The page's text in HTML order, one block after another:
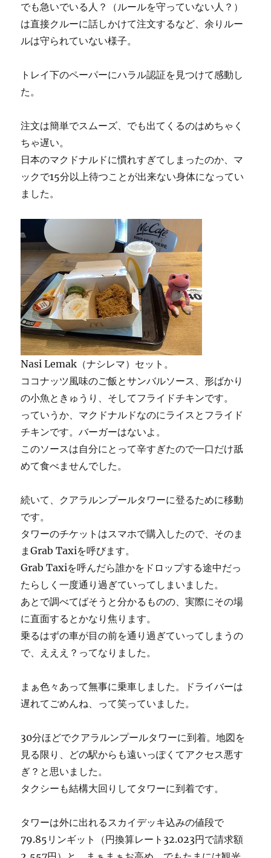
でも急いでいる人？（ルールを守っていない人？）
は直接クルーに話しかけて注文するなど、余りルー
ルは守られていない様子。
トレイ下のペーパーにハラル認証を見つけて感動し
た。
注文は簡単でスムーズ、でも出てくるのはめちゃく
ちゃ遅い。
日本のマクドナルドに慣れすぎてしまったのか、マ
ックで15分以上待つことが出来ない身体になってい
ました。
Nasi Lemak（ナシレマ）セット。
ココナッツ風味のご飯とサンバルソース、形ばかり
の小魚ときゅうり、そしてフライドチキンです。
っていうか、マクドナルドなのにライスとフライド
チキンです。バーガーはないよ。
このソースは自分にとって辛すぎたので一口だけ舐
めて食べませんでした。
続いて、クアラルンプールタワーに登るために移動
です。
タワーのチケットはスマホで購入したので、そのま
まGrab Taxiを呼びます。
Grab Taxiを呼んだら誰かをドロップする途中だっ
たらしく一度通り過ぎていってしまいました。
あとで調べてばそうと分かるものの、実際にその場
に直面するとかなり焦ります。
乗るはずの車が目の前を通り過ぎていってしまうの
で、えええ？ってなりました。
まぁ色々あって無事に乗車しました。ドライバーは
遅れてごめんね、って笑っていました。
30分ほどでクアラルンプールタワーに到着。地図を
見る限り、どの駅からも遠いっぽくてアクセス悪す
ぎ？と思いました。
タクシーも結構大回りしてタワーに到着です。
タワーは外に出れるスカイデッキ込みの値段で
79.85リンギット（円換算レート32.023円で請求額